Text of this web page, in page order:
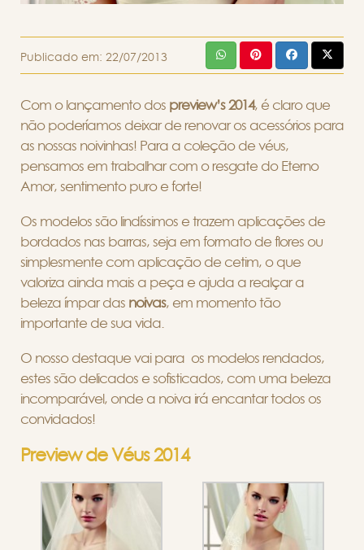
Publicado em: 22/07/2013
Com o lançamento dos preview’s 2014, é claro que
não poderíamos deixar de renovar os acessórios para
as nossas noivinhas! Para a coleção de véus,
pensamos em trabalhar com o resgate do Eterno
Amor, sentimento puro e forte!
Os modelos são lindíssimos e trazem aplicações de
bordados nas barras, seja em formato de flores ou
simplesmente com aplicação de cetim, o que
valoriza ainda mais a peça e ajuda a realçar a
beleza ímpar das noivas, em momento tão
importante de sua vida.
O nosso destaque vai para os modelos rendados,
estes são delicados e sofisticados, com uma beleza
incomparável, onde a noiva irá encantar todos os
convidados!
Preview de Véus 2014